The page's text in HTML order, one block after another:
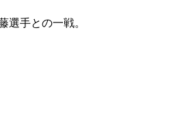
選手との一戦。